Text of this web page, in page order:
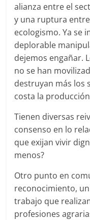
alianza entre el
y una ruptura
ecologismo. Ya se
deplorable
dejemos engañar.
no se han
destruyan más los
costa la
Tienen diversas
consenso en lo
que exijan vivir
menos?
Otro punto en
reconocimiento,
trabajo que
profesiones